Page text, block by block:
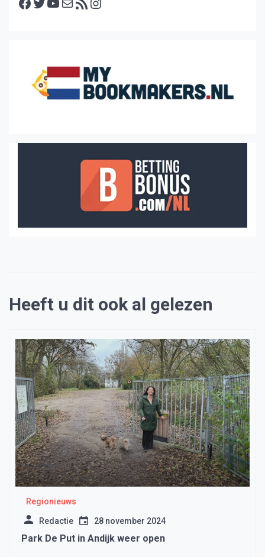
Heeft u dit ook al gelezen
Regionieuws
Redactie 28 november 2024
Park De Put in Andijk weer open